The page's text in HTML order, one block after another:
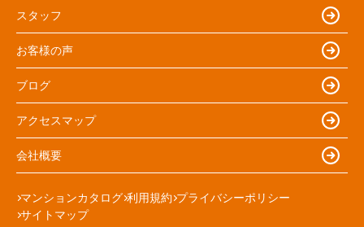
スタッフ
お客様の声
ブログ
アクセスマップ
会社概要
マンションカタログ 利用規約 プライバシーポリシー
サイトマップ